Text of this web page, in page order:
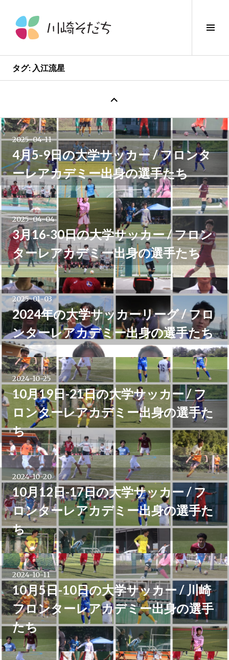
ツ
ス
プ
サ
え
タグ: 入江流星
2025-04-11
4月5-9日の大学サッカー / フロンタ
ーレアカデミー出身の選手たち
2025-04-04
3月16-30日の大学サッカー / フロン
ターレアカデミー出身の選手たち
2025-01-03
2024年の大学サッカーリーグ / フロ
ンターレアカデミー出身の選手たち
2024-10-25
10月19日-21日の大学サッカー / フ
ロンターレアカデミー出身の選手た
ち
2024-10-20
10月12日-17日の大学サッカー / フ
ロンターレアカデミー出身の選手た
ち
2024-10-11
10月5日-10日の大学サッカー / 川崎
フロンターレアカデミー出身の選手
たち
投
稿
ナ
ビ
ゲ
ー
シ
ョ
ン
投
稿